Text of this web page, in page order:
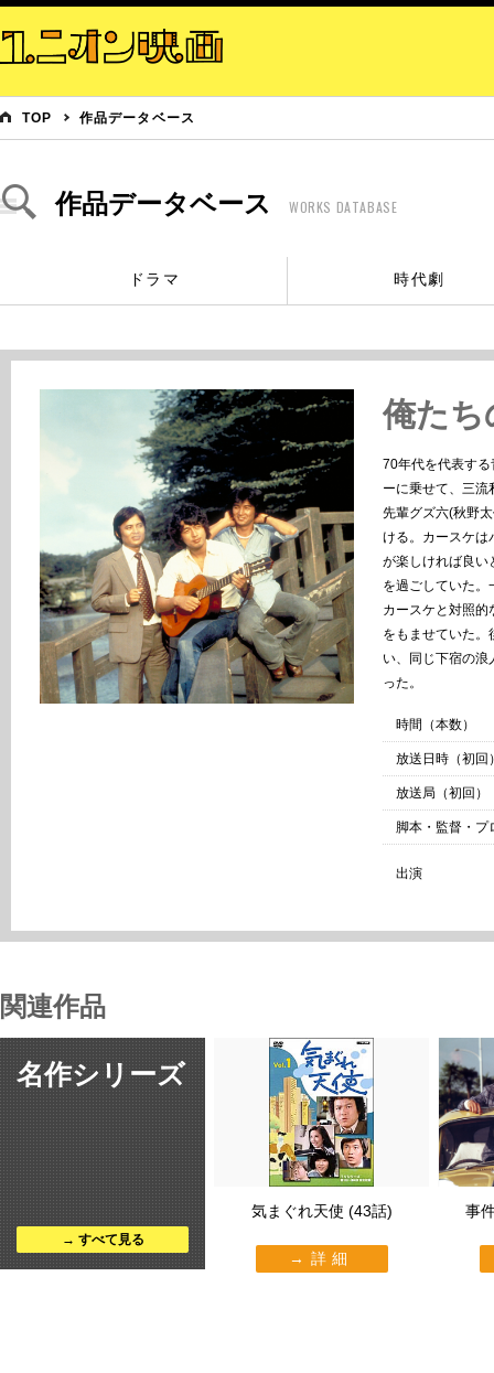
TOP 作品データベース
作品データベース WORKS DATABASE
ドラマ 時代劇
俺たち
70年代を代表す
ーに乗せて、三
先輩グズ六(秋野
ける。カースケ
が楽しければ良い
を過ごしていた
カースケと対照
をもませていた
い、同じ下宿の
った。
時間（本数）
放送日時（初回
放送局（初回）
脚本・監督・プ
出演
関連作品
名作シリーズ
すべて見る
気まぐれ天使 (43話)
詳細
事